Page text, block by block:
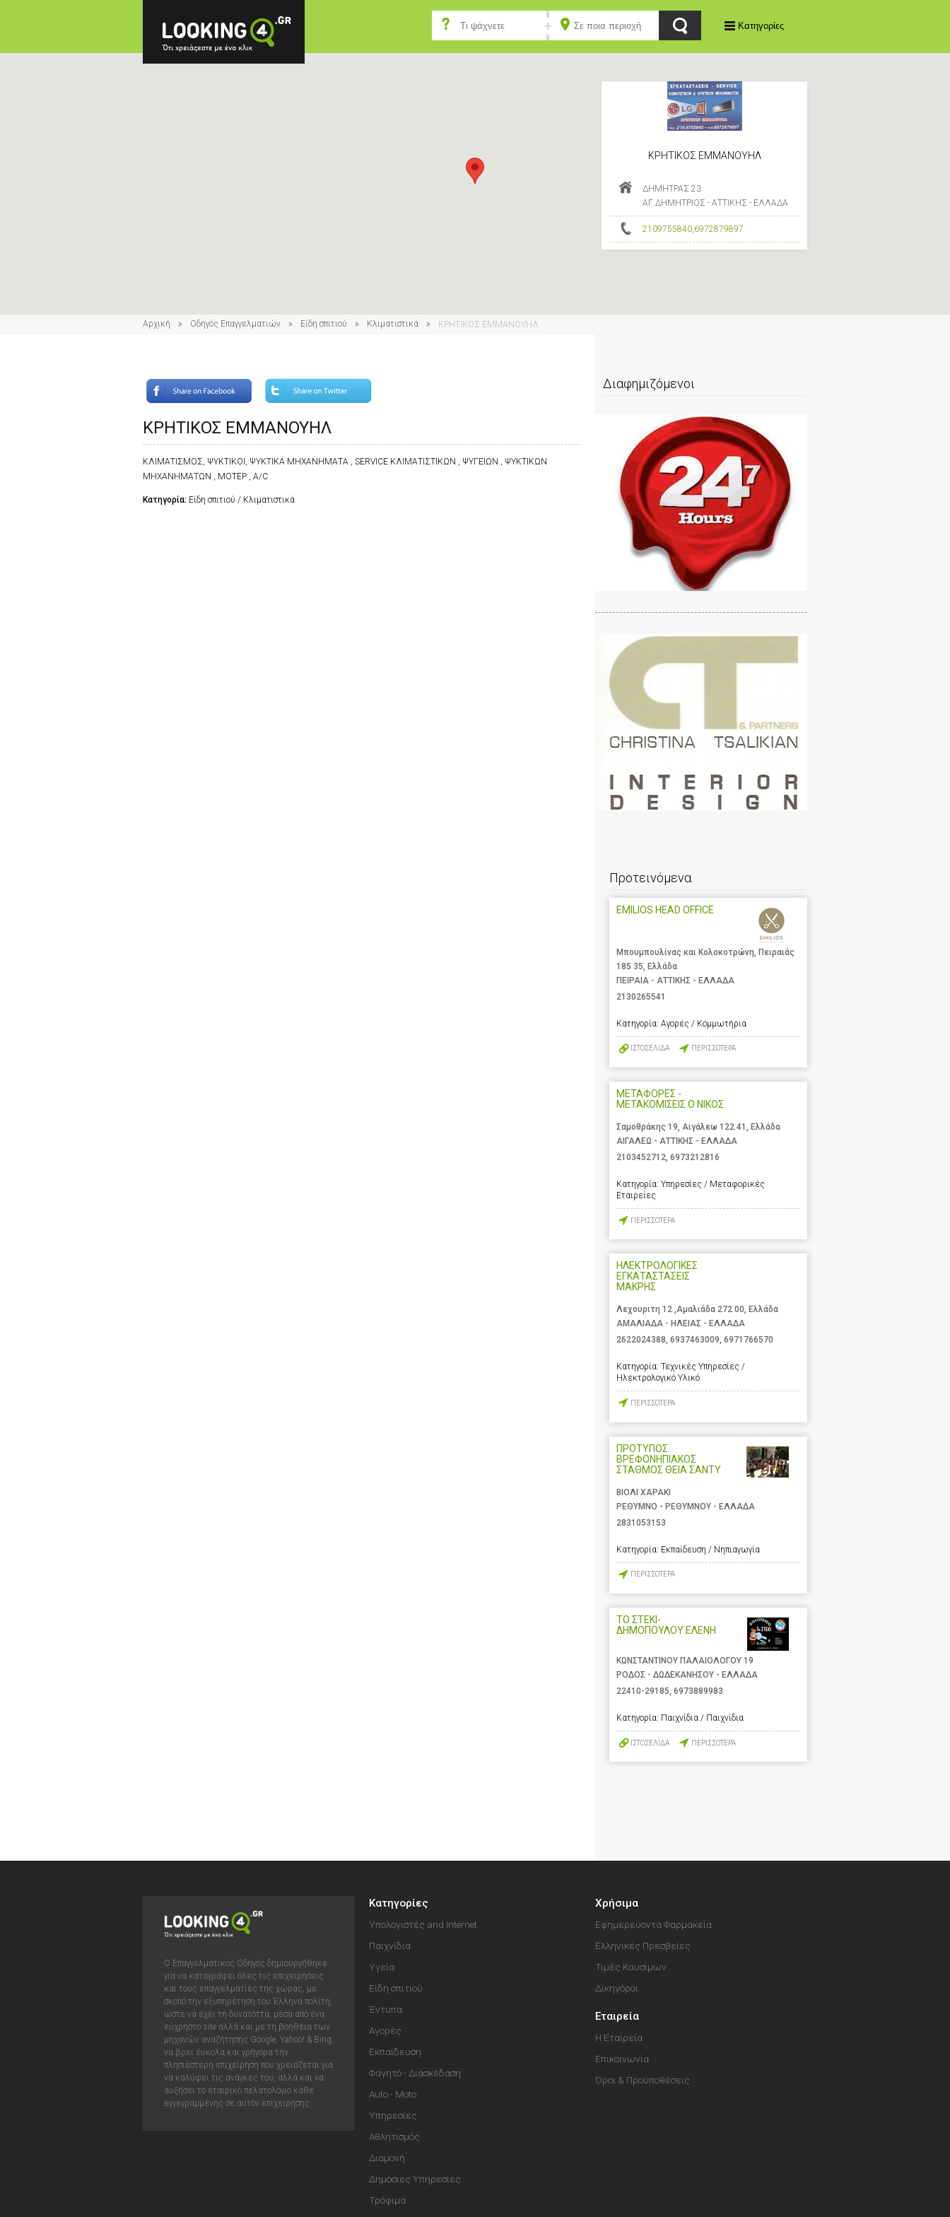
Κατηγορίες
ΚΡΗΤΙΚΟΣ ΕΜΜΑΝΟΥΗΛ
ΔΗΜΗΤΡΑΣ 23
ΑΓ.ΔΗΜΗΤΡΙΟΣ - ΑΤΤΙΚΗΣ - ΕΛΛΑΔΑ
2109755840 6972879897
Αρχική Οδηγός Επαγγελματιών Είδη σπιτιού Κλιματιστικά ΚΡΗΤΙΚΟΣ ΕΜΜΑΝΟΥΗΛ
ΚΡΗΤΙΚΟΣ ΕΜΜΑΝΟΥΗΛ
ΚΛΙΜΑΤΙΣΜΟΣ, ΨΥΚΤΙΚΟΙ, ΨΥΚΤΙΚΑ ΜΗΧΑΝΗΜΑΤΑ , SERVICE ΚΛΙΜΑΤΙΣΤΙΚΩΝ , ΨΥΓΕΙΩΝ , ΨΥΚΤΙΚΩΝ
ΜΗΧΑΝΗΜΑΤΩΝ , ΜΟΤΕΡ , A/C
Κατηγορία: Είδη σπιτιού / Κλιματιστικά
Διαφημιζόμενοι
Προτεινόμενα
EMILIOS HEAD OFFICE
Μπουμπουλίνας και Κολοκοτρώνη, Πειραιάς
185 35, Ελλάδα
ΠΕΙΡΑΙΑ - ΑΤΤΙΚΗΣ - ΕΛΛΑΔΑ
2130265541
Κατηγορία: Αγορές / Κομμωτήρια
ΙΣΤΟΣΕΛΙΔΑ ΠΕΡΙΣΣΟΤΕΡΑ
ΜΕΤΑΦΟΡΕΣ -
ΜΕΤΑΚΟΜΙΣΕΙΣ Ο ΝΙΚΟΣ
Σαμοθράκης 19, Αιγάλεω 122 41, Ελλάδα
ΑΙΓΑΛΕΩ - ΑΤΤΙΚΗΣ - ΕΛΛΑΔΑ
2103452712, 6973212816
Κατηγορία: Υπηρεσίες / Μεταφορικές
Εταιρείες
ΠΕΡΙΣΣΟΤΕΡΑ
ΗΛΕΚΤΡΟΛΟΓΙΚΕΣ
ΕΓΚΑΤΑΣΤΑΣΕΙΣ
ΜΑΚΡΗΣ
Λεχουριτη 12 ,Αμαλιάδα 272 00, Ελλάδα
ΑΜΑΛΙΑΔΑ - ΗΛΕΙΑΣ - ΕΛΛΑΔΑ
2622024388, 6937463009, 6971766570
Κατηγορία: Τεχνικές Υπηρεσίες /
Ηλεκτρολογικό Υλικό
ΠΕΡΙΣΣΟΤΕΡΑ
ΠΡΟΤΥΠΟΣ
ΒΡΕΦΟΝΗΠΙΑΚΟΣ
ΣΤΑΘΜΟΣ ΘΕΙΑ ΣΑΝΤΥ
ΒΙΟΛΙ ΧΑΡΑΚΙ
ΡΕΘΥΜΝΟ - ΡΕΘΥΜΝΟΥ - ΕΛΛΑΔΑ
2831053153
Κατηγορία: Εκπαίδευση / Νηπιαγωγία
ΠΕΡΙΣΣΟΤΕΡΑ
ΤΟ ΣΤΕΚΙ-
ΔΗΜΟΠΟΥΛΟΥ ΕΛΕΝΗ
ΚΩΝΣΤΑΝΤΙΝΟΥ ΠΑΛΑΙΟΛΟΓΟΥ 19
ΡΟΔΟΣ - ΔΩΔΕΚΑΝΗΣΟΥ - ΕΛΛΑΔΑ
22410-29185, 6973889983
Κατηγορία: Παιχνίδια / Παιχνίδια
ΙΣΤΟΣΕΛΙΔΑ ΠΕΡΙΣΣΟΤΕΡΑ
Ο Επαγγελματικός Οδηγός δημιουργήθηκε
για να καταγράψει όλες τις επιχειρήσεις
και τους επαγγελματίες της χώρας, με
σκοπό την εξυπηρέτηση του Έλληνα πολίτη,
ώστε να έχει τη δυνατόττα, μέσα από ένα
εύχρηστο site αλλά και με τη βοήθεια των
μηχανών αναζήτησης Google, Yahoo! & Bing,
να βρει έυκολα και γρήγορα την
πλησιέστερη επιχείρηση που χρειάζεται για
να καλύψει τις ανάγκες του, αλλά και να
αυξήσει το εταιρικό πελατολόγιο κάθε
εγγεγραμμένης σε αυτόν επιχείρησης.
Κατηγορίες
Υπολογιστές and Internet
Παιχνίδια
Υγεία
Είδη σπιτιού
Έντυπα
Αγορές
Εκπαίδευση
Φαγητό - Διασκέδαση
Auto - Moto
Υπηρεσίες
Αθλητισμός
Διαμονή
Δημόσιες Υπηρεσίες
Τρόφιμα
Χρήσιμα
Εφημερεύοντα Φαρμακεία
Ελληνικές Πρεσβείες
Τιμές Καυσίμων
Δικηγόροι
Εταιρεία
Η Εταιρεία
Επικοινωνία
Όροι & Προϋποθέσεις